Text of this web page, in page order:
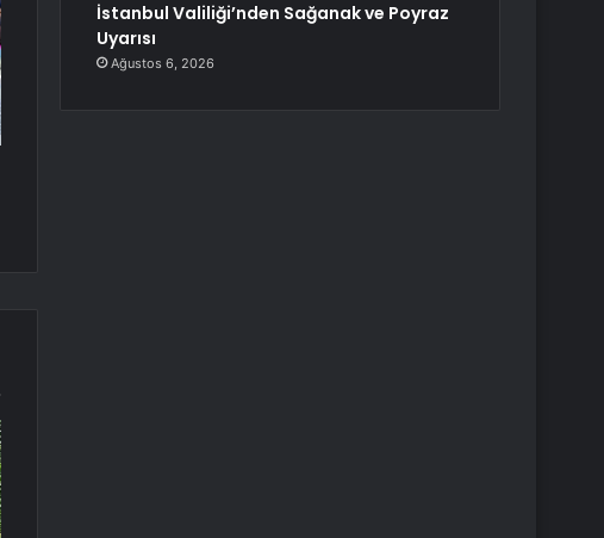
İstanbul Valiliği’nden Sağanak ve Poyraz
Uyarısı
Ağustos 6, 2026